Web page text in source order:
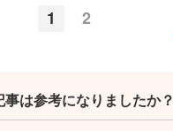
1 2
事は参考になりましたか？